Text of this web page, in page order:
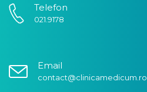
Telefon
021.9178
Email
contact@clinicamedicum.ro